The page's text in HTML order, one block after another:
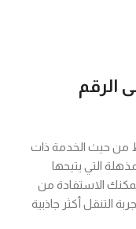
الرقم
من حيث الخدمة ذات
التي يتيحها
عند الاتصال على الرقم 99839814، يمكنك الاستفادة من
التنقل أكثر جاذبية